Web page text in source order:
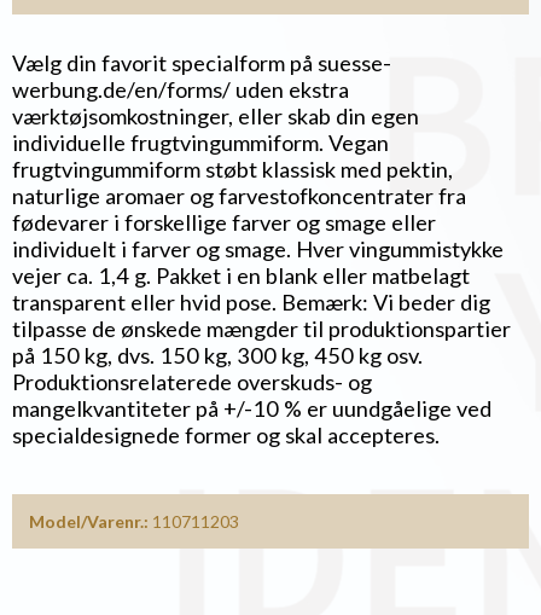
Vælg din favorit specialform på suesse-
werbung.de/en/forms/ uden ekstra
værktøjsomkostninger, eller skab din egen
individuelle frugtvingummiform. Vegan
frugtvingummiform støbt klassisk med pektin,
naturlige aromaer og farvestofkoncentrater fra
fødevarer i forskellige farver og smage eller
individuelt i farver og smage. Hver vingummistykke
vejer ca. 1,4 g. Pakket i en blank eller matbelagt
transparent eller hvid pose. Bemærk: Vi beder dig
tilpasse de ønskede mængder til produktionspartier
på 150 kg, dvs. 150 kg, 300 kg, 450 kg osv.
Produktionsrelaterede overskuds- og
mangelkvantiteter på +/-10 % er uundgåelige ved
specialdesignede former og skal accepteres.
Model/Varenr.: 110711203